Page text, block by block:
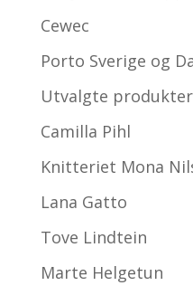
Cewec
Porto Sverige og
Utvalgte produkter
Camilla Pihl
Knitteriet Mona
Lana Gatto
Tove Lindtein
Marte Helgetun